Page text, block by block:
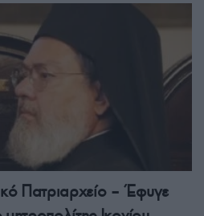
Πατριαρχείο – Έφυγε